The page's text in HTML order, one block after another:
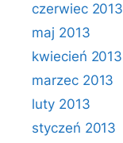
czerwiec 2013
maj 2013
kwiecień 2013
marzec 2013
luty 2013
styczeń 2013